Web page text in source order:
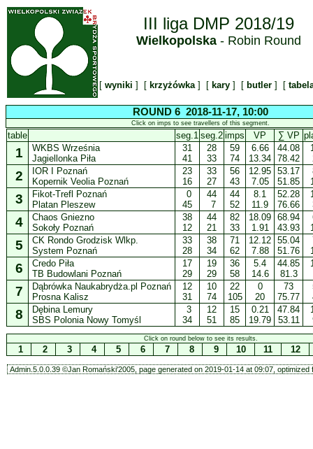
III liga DMP 2018/19
Wielkopolska - Robin Round
[ wyniki ] [ krzyżówka ] [ kary ] [ butler ] [
ROUND 6 2018-11-17, 10:00
Click on imps to see travellers of this segment.
table seg.1 seg.2 imps VP ∑ VP
1
WKBS Września
Jagiellonka Piła
31
41
28
33
59
74
6.66
13.34
44.08
78.42
2
IOR I Poznań
Kopernik Veolia Poznań
23
16
33
27
56
43
12.95
7.05
53.17
51.85
3
Fikot-Trefl Poznań
Platan Pleszew
0
45
44
7
44
52
8.1
11.9
52.28
76.66
4
Chaos Gniezno
Sokoły Poznań
38
12
44
21
82
33
18.09
1.91
68.94
43.93
5
CK Rondo Grodzisk Wlkp.
System Poznań
33
28
38
34
71
62
12.12
7.88
55.04
51.76
6
Credo Piła
TB Budowlani Poznań
17
29
19
29
36
58
5.4
14.6
44.85
81.3
7
Dąbrówka Naukabrydża.pl Poznań
Prosna Kalisz
12
31
10
74
22
105
0
20
73
75.77
8
Dębina Lemury
SBS Polonia Nowy Tomyśl
3
34
12
51
15
85
0.21
19.79
47.84
53.11
Click on round below to see its results.
1 2 3 4 5 6 7 8 9 10 11 12
Admin.5.0.0.39 ©Jan Romański'2005, page generated on 2019-01-14 at 09:07, optimized